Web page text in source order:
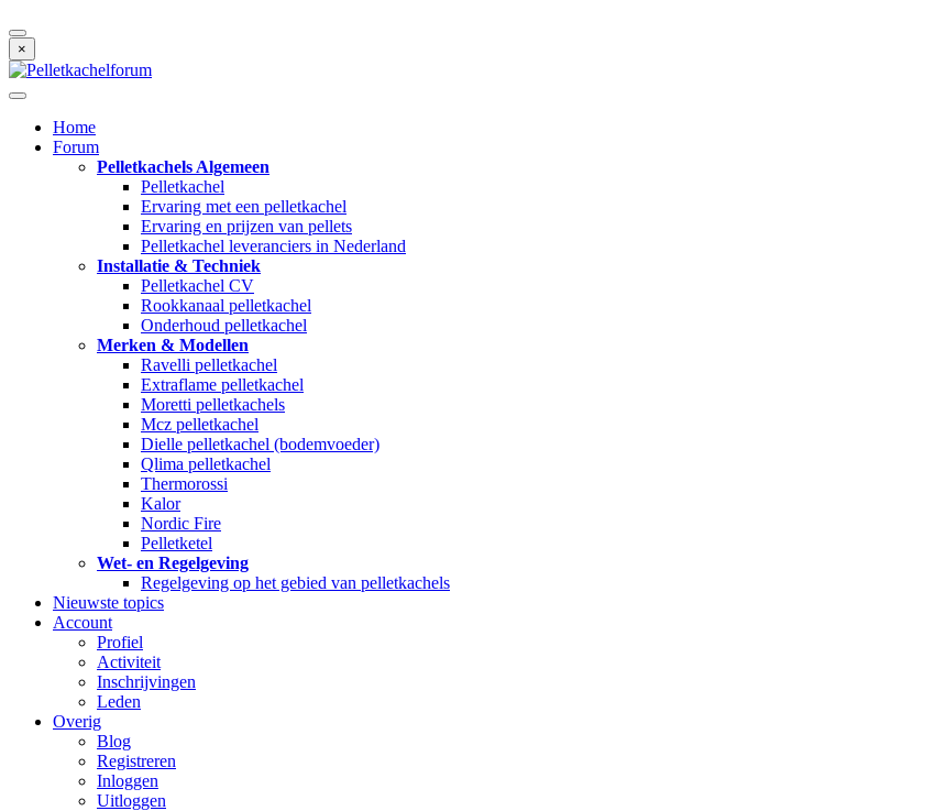
×
Home
Forum
Pelletkachels Algemeen
Pelletkachel
Ervaring met een pelletkachel
Ervaring en prijzen van pellets
Pelletkachel leveranciers in Nederland
Installatie & Techniek
Pelletkachel CV
Rookkanaal pelletkachel
Onderhoud pelletkachel
Merken & Modellen
Ravelli pelletkachel
Extraflame pelletkachel
Moretti pelletkachels
Mcz pelletkachel
Dielle pelletkachel (bodemvoeder)
Qlima pelletkachel
Thermorossi
Kalor
Nordic Fire
Pelletketel
Wet- en Regelgeving
Regelgeving op het gebied van pelletkachels
Nieuwste topics
Account
Profiel
Activiteit
Inschrijvingen
Leden
Overig
Blog
Registreren
Inloggen
Uitloggen